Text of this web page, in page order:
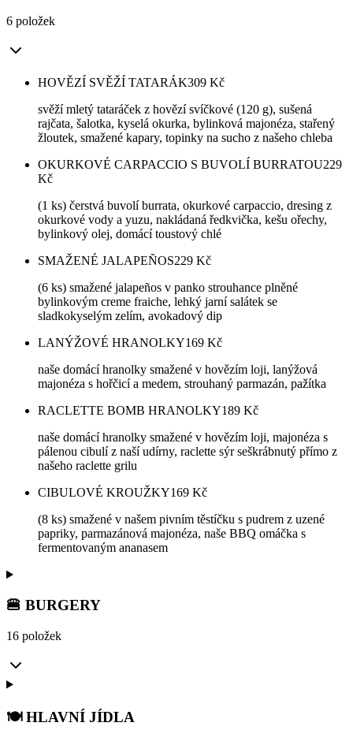
6 položek
HOVĚZÍ SVĚŽÍ TATARÁK309 Kč
svěží mletý tataráček z hovězí svíčkové (120 g), sušená
rajčata, šalotka, kyselá okurka, bylinková majonéza, stařený
žloutek, smažené kapary, topinky na sucho z našeho chleba
OKURKOVÉ CARPACCIO S BUVOLÍ BURRATOU229
Kč
(1 ks) čerstvá buvolí burrata, okurkové carpaccio, dresing z
okurkové vody a yuzu, nakládaná ředkvička, kešu ořechy,
bylinkový olej, domácí toustový chlé
SMAŽENÉ JALAPEÑOS229 Kč
(6 ks) smažené jalapeños v panko strouhance plněné
bylinkovým creme fraiche, lehký jarní salátek se
sladkokyselým zelím, avokadový dip
LANÝŽOVÉ HRANOLKY169 Kč
naše domácí hranolky smažené v hovězím loji, lanýžová
majonéza s hořčicí a medem, strouhaný parmazán, pažítka
RACLETTE BOMB HRANOLKY189 Kč
naše domácí hranolky smažené v hovězím loji, majonéza s
pálenou cibulí z naší udírny, raclette sýr seškrábnutý přímo z
našeho raclette grilu
CIBULOVÉ KROUŽKY169 Kč
(8 ks) smažené v našem pivním těstíčku s pudrem z uzené
papriky, parmazánová majonéza, naše BBQ omáčka s
fermentovaným ananasem
🍔 BURGERY
16 položek
🍽️ HLAVNÍ JÍDLA